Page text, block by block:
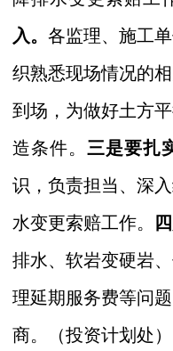
入。 各监理、施工
织熟悉现场情况的
到场， 为做好土方
造条件。三是要扎
识，负责担当、深
水变更索赔工作。
排水、软岩变硬岩
理延期服务费等问
商。（投资计划处）